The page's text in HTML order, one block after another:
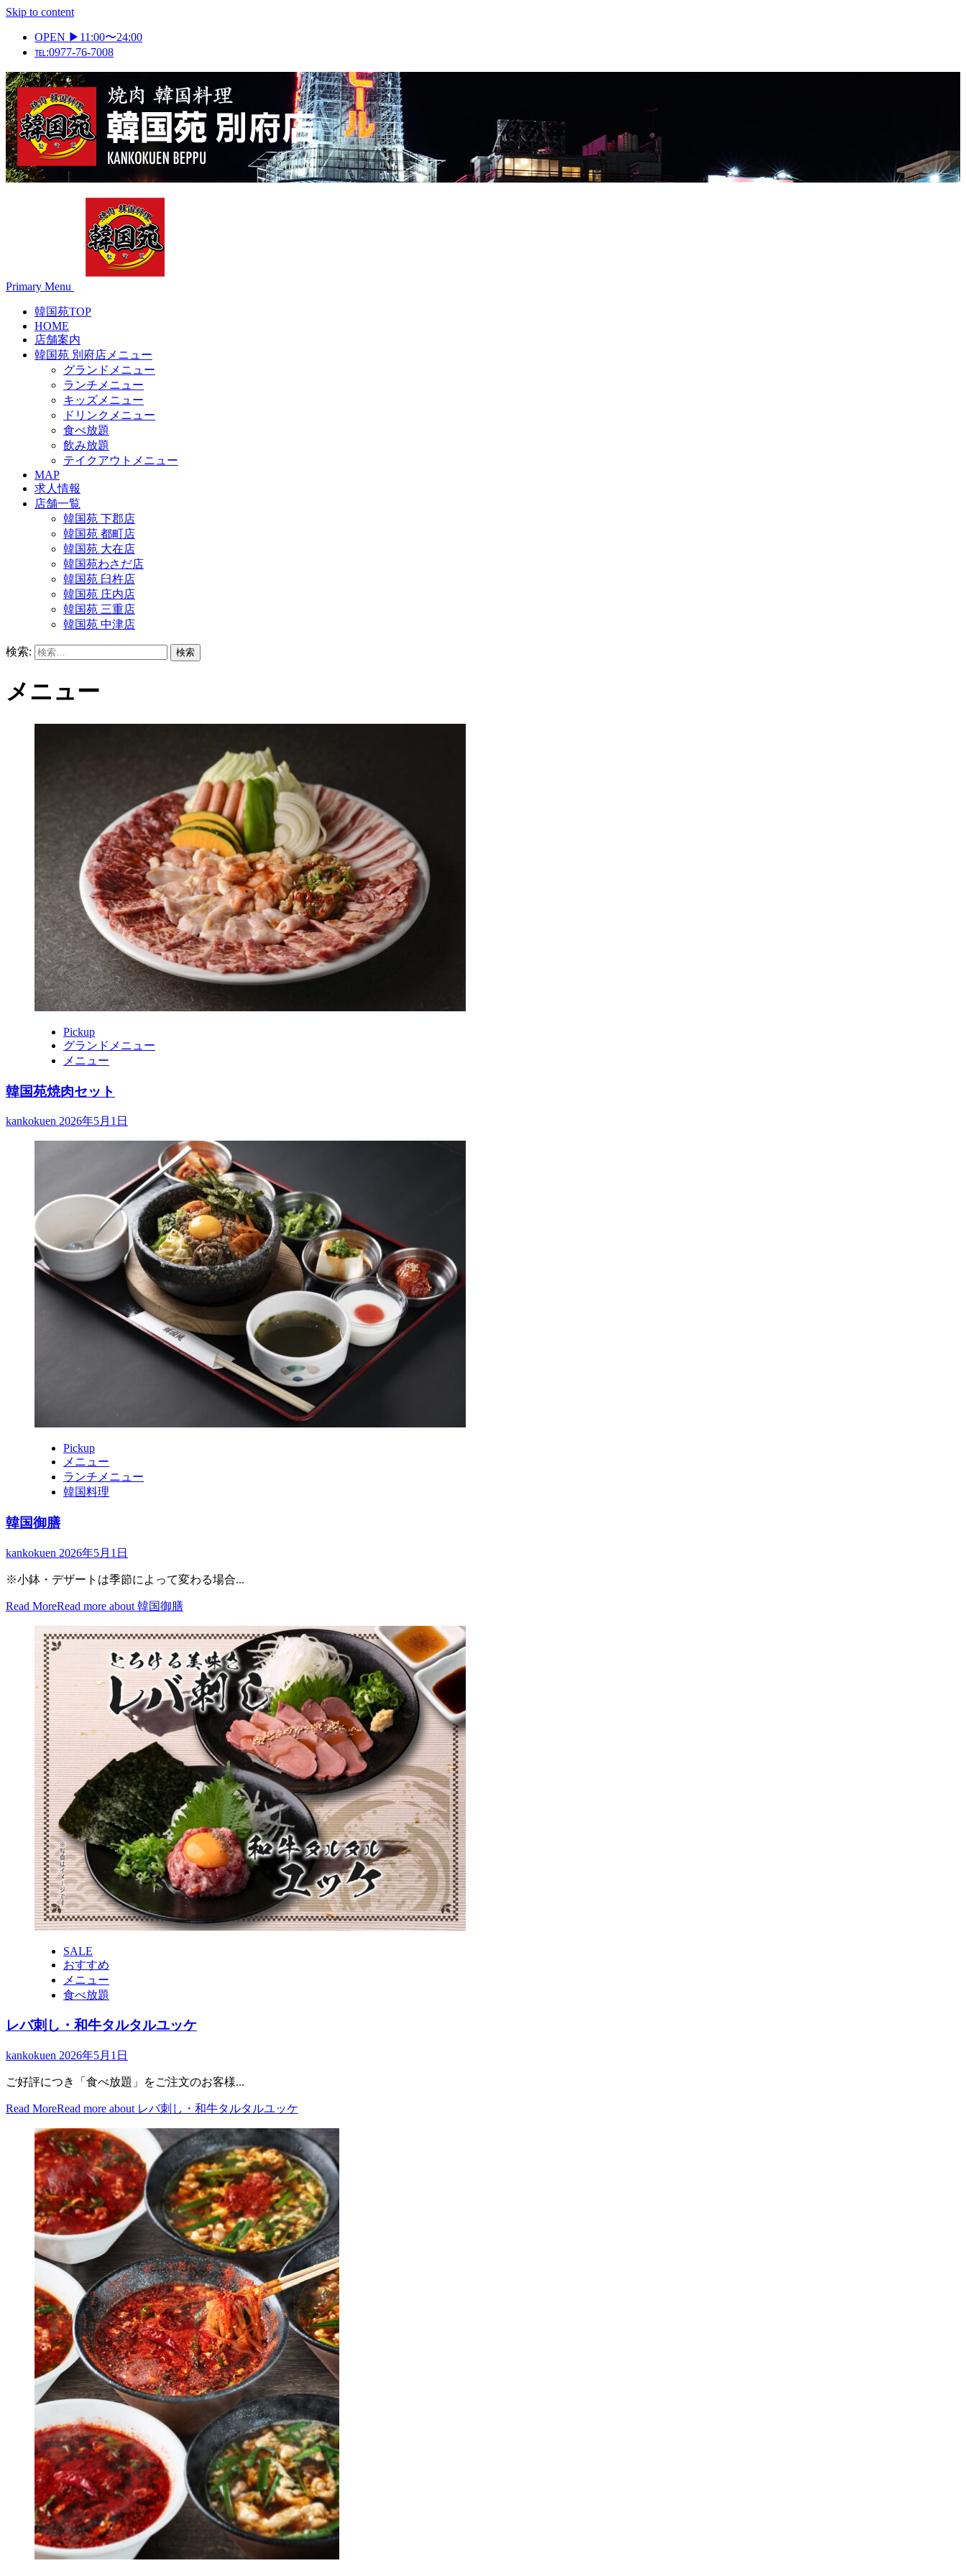
Skip to content
OPEN ▶11:00〜24:00
℡:0977-76-7008
Primary Menu
韓国苑TOP
HOME
店舗案内
韓国苑 別府店メニュー
グランドメニュー
ランチメニュー
キッズメニュー
ドリンクメニュー
食べ放題
飲み放題
テイクアウトメニュー
MAP
求人情報
店舗一覧
韓国苑 下郡店
韓国苑 都町店
韓国苑 大在店
韓国苑わさだ店
韓国苑 臼杵店
韓国苑 庄内店
韓国苑 三重店
韓国苑 中津店
検索:
メニュー
Pickup
グランドメニュー
メニュー
韓国苑焼肉セット
kankokuen 2026年5月1日
Pickup
メニュー
ランチメニュー
韓国料理
韓国御膳
kankokuen 2026年5月1日
※小鉢・デザートは季節によって変わる場合...
Read MoreRead more about 韓国御膳
SALE
おすすめ
メニュー
食べ放題
レバ刺し・和牛タルタルユッケ
kankokuen 2026年5月1日
ご好評につき「食べ放題」をご注文のお客様...
Read MoreRead more about レバ刺し・和牛タルタルユッケ